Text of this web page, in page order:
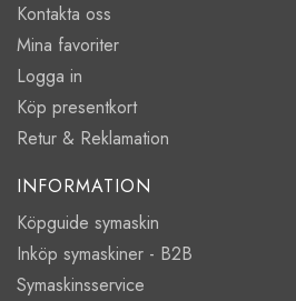
Kontakta oss
Mina favoriter
Logga in
Köp presentkort
Retur & Reklamation
INFORMATION
Köpguide symaskin
Inköp symaskiner - B2B
Symaskinsservice